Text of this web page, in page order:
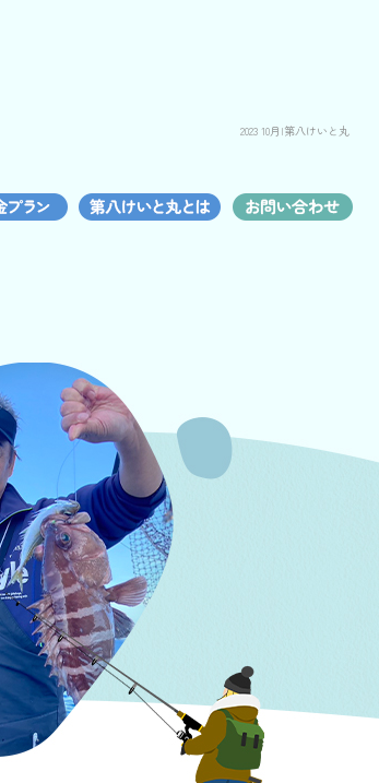
2023 10月|第八けいと丸